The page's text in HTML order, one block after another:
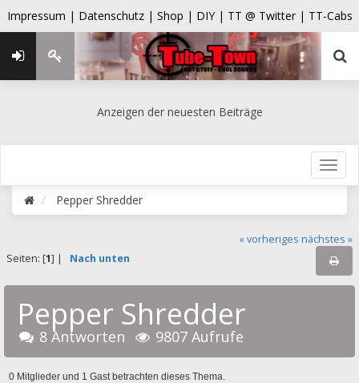
Impressum | Datenschutz | Shop | DIY | TT @ Twitter | TT-Cabs
Anzeigen der neuesten Beiträge
Pepper Shredder
« vorheriges nächstes »
Seiten: [1] | Nach unten
Pepper Shredder
8 Antworten 9807 Aufrufe
0 Mitglieder und 1 Gast betrachten dieses Thema.